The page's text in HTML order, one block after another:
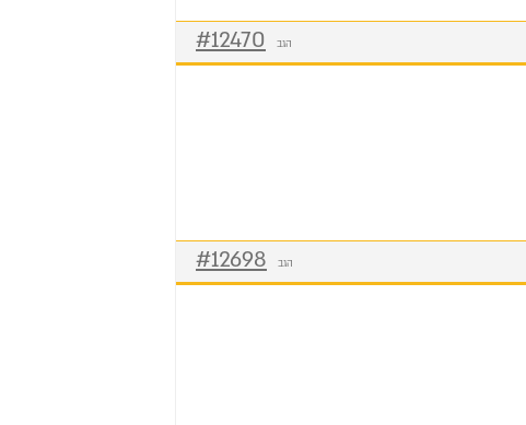
#12470 הגב
#12698 הגב